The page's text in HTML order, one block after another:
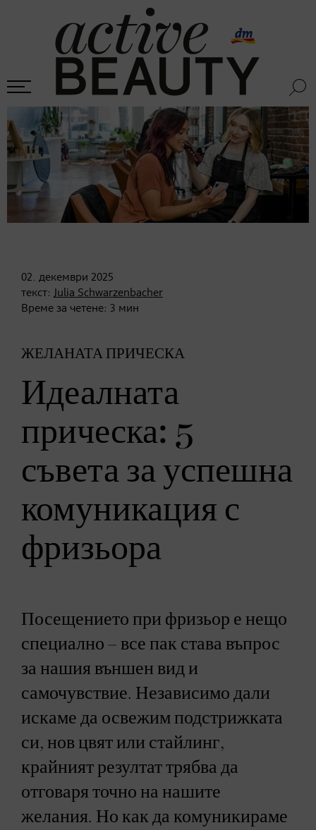
02. декември 2025
текст: Julia Schwarzenbacher
Време за четене: 3 мин
ЖЕЛАНАТА ПРИЧЕСКА
Идеалната
прическа: 5
съвета за успешна
комуникация с
фризьора
Посещението при фризьор е нещо
специално – все пак става въпрос
за нашия външен вид и
самочувствие. Независимо дали
искаме да освежим подстрижката
си, нов цвят или стайлинг,
крайният резултат трябва да
отговаря точно на нашите
желания. Но как да комуникираме